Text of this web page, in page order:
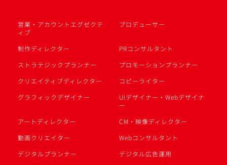
営業・アカウントエグゼクテ
ィブ
プロデューサー
制作ディレクター
PRコンサルタント
ストラテジックプランナー
プロモーションプランナー
クリエイティブディレクター
コピーライター
グラフィックデザイナー
UIデザイナー・Webデザイナ
ー
アートディレクター
CM・映像ディレクター
動画クリエイター
Webコンサルタント
デジタルプランナー
デジタル広告運用